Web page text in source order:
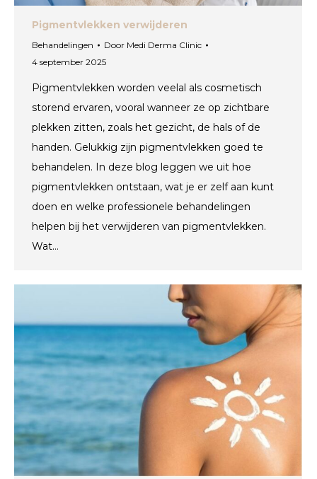
Pigmentvlekken verwijderen
Behandelingen Door Medi Derma Clinic
4 september 2025
Pigmentvlekken worden veelal als cosmetisch
storend ervaren, vooral wanneer ze op zichtbare
plekken zitten, zoals het gezicht, de hals of de
handen. Gelukkig zijn pigmentvlekken goed te
behandelen. In deze blog leggen we uit hoe
pigmentvlekken ontstaan, wat je er zelf aan kunt
doen en welke professionele behandelingen
helpen bij het verwijderen van pigmentvlekken.
Wat…